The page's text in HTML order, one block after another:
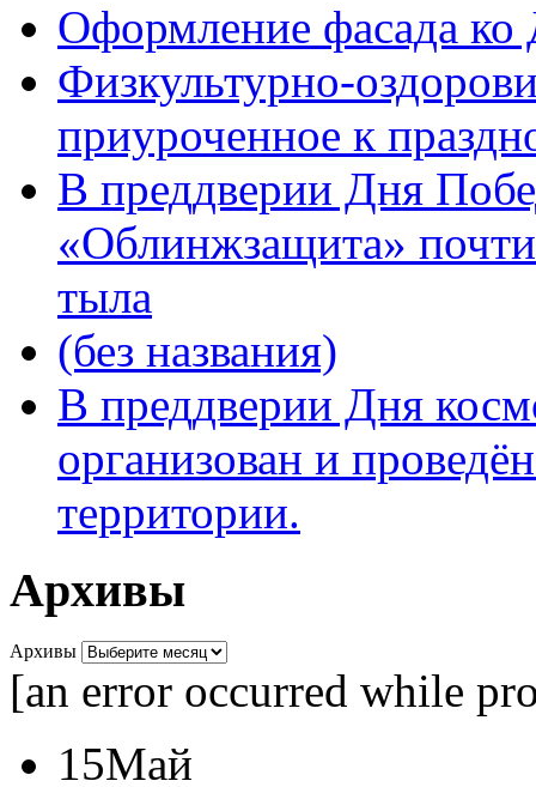
Оформление фасада
Физкультурно-
приуроченное к
В преддверии Дня
«Облинжзащита»
тыла
(без названия)
В преддверии Дня
организован и
территории.
Архивы
Архивы
[an error occurred while
15Май